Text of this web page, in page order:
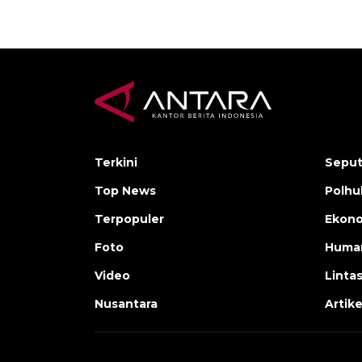
Terkini
Top News
Terpopuler
Foto
Video
Nusantara